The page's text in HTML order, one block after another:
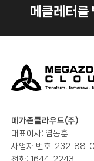
메클레터를
메가존클라우드(주)
대표이사: 염동훈
사업자 번호: 232-
전화: 1644-2243